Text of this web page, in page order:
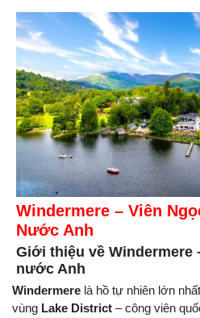
Windermere – Viên
Nước Anh
Giới thiệu về
nước Anh
Windermere là hồ tự nhiên lớn
vùng Lake District – công viên